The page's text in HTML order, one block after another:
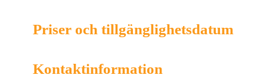
Priser och tillgänglighetsdatum
Kontaktinformation